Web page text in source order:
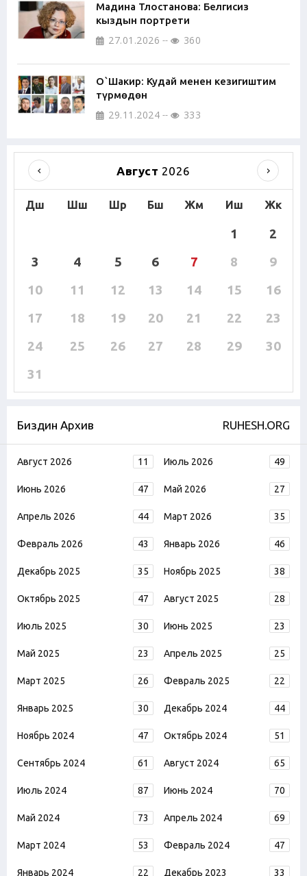
Мадина Тлостанова: Белгисиз
кыздын портрети
27.01.2026 360
О`Шакир: Кудай менен кезигиштим
түрмөдөн
29.11.2024 333
Август 2026
Дш Шш Шр Бш Жм Иш Жк
1
2
3
4 5 6 7 8
9
10
11 12 13 14 15
16
17
18 19 20 21 22
23
24
25 26 27 28 29
30
31
Биздин Архив RUHESH.ORG
Август 2026 11 Июль 2026 49
Июнь 2026 47 Май 2026 27
Апрель 2026 44 Март 2026 35
Февраль 2026 43 Январь 2026 46
Декабрь 2025 35 Ноябрь 2025 38
Октябрь 2025 47 Август 2025 28
Июль 2025 30 Июнь 2025 23
Май 2025 23 Апрель 2025 25
Март 2025 26 Февраль 2025 22
Январь 2025 30 Декабрь 2024 44
Ноябрь 2024 47 Октябрь 2024 51
Сентябрь 2024 61 Август 2024 65
Июль 2024 87 Июнь 2024 70
Май 2024 73 Апрель 2024 69
Март 2024 53 Февраль 2024 47
Январь 2024 22 Декабрь 2023 33